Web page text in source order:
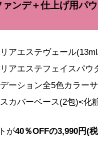
ァンデ＋仕上げ用パ
アエステヴェール
アエステフェイスパウ
ーション全5色カラー
カバーベース(2包)<化
が40％OFFの3,990円(